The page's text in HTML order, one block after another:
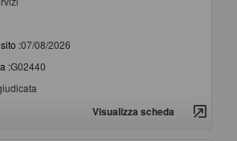
:07/08/2026
:G02440
Visualizza scheda